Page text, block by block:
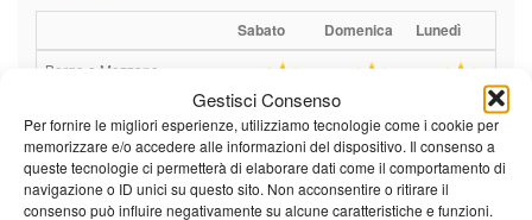
Gestisci Consenso
Per fornire le migliori esperienze, utilizziamo tecnologie come i cookie per
memorizzare e/o accedere alle informazioni del dispositivo. Il consenso a
queste tecnologie ci permetterà di elaborare dati come il comportamento di
navigazione o ID unici su questo sito. Non acconsentire o ritirare il
consenso può influire negativamente su alcune caratteristiche e funzioni.
Sabato Domenica Lunedì
Borgo a Mozzano
Barga
23°C|33°C 22°C|33°C 21°C